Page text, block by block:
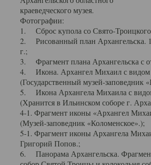
краеведческого музея.
Фотографии:
1. Сброс купола со Свято-
2. Рисованный план Архангельска.
г.;
3. Фрагмент плана Архангельска с
4. Икона. Архангел Михаил с видом
(Государственный музей-заповедник
5. Икона Архангела Михаила с
(Хранится в Ильинском соборе г.
4-1. Фрагмент иконы «Архангел
(Музей-заповедник «Коломенское».);
5-1. Фрагмент иконы Архангела
Григорий Попов.;
6. Панорама Архангельска.